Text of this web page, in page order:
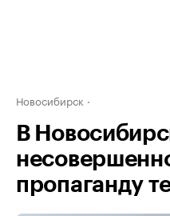
Новосибирск
В
пропаганду